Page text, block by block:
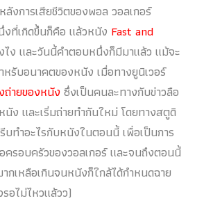
ลังการเสียชีวิตของพอล วอลเกอร์
ที่เกิดขึ้นก็คือ แล้วหนัง Fast and
ไง และวันนี้คำตอบหนึ่งก็มีมาแล้ว แม้จะ
รับอนาคตของหนัง เมื่อทางยูนิเวอร์
ถ่ายของหนังซึ่งเป็นคนละทางกับข่าวลือ
นัง และเริ่มถ่ายทำกันใหม่ โดยทางสตูดิ
บทำอะไรกับหนังในตอนนี้ เพื่อเป็นการ
ครอบครัวของวอลเกอร์ และจนถึงตอนนี้
ากเหลือเกินจนหนังก็ใกล้ได้กำหนดฉาย
อไม่ไหวแล้วว)